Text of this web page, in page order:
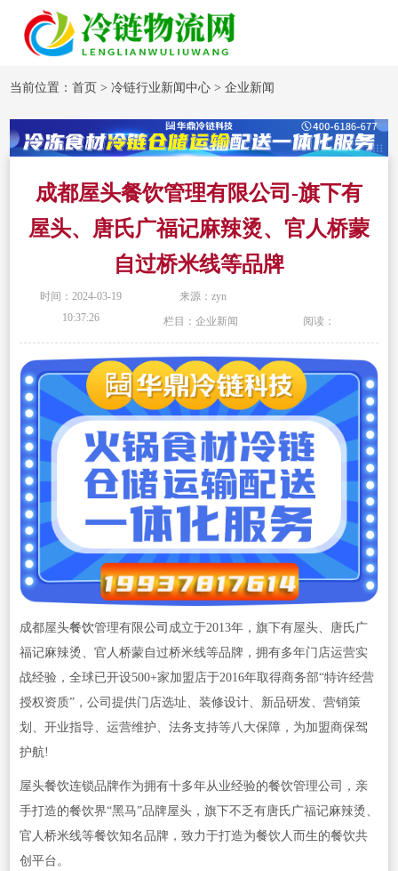
当前位置：首页 >冷链行业新闻中心 >企业新闻
成都屋头餐饮管理有限公司-旗下有
屋头、唐氏广福记麻辣烫、官人桥蒙
自过桥米线等品牌
时间：2024-03-19
10:37:26
来源：zyn
栏目：企业新闻 阅读：
成都屋头餐饮管理有限公司 成立于2013年，旗下有屋头、唐氏广
福记麻辣烫、官人桥蒙自过桥米线等品牌，拥有多年门店运营实
战经验，全球已开设500+家加盟店于2016年取得商务部“特许经营
授权资质”，公司提供门店选址、装修设计、新品研发、营销策
划、开业指导、运营维护、法务支持等八大保障，为加盟商保驾
护航!
屋头餐饮连锁品牌作为拥有十多年从业经验的餐饮管理公司，亲
手打造的餐饮界“黑马”品牌屋头，旗下不乏有唐氏广福记麻辣烫、
官人桥米线等餐饮知名品牌，致力于打造为餐饮人而生的餐饮共
创平台。